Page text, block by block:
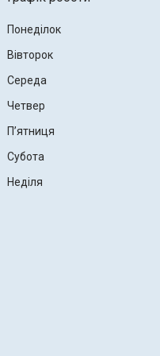
Понеділок
Вівторок
Середа
Четвер
Пʼятниця
Субота
Неділя